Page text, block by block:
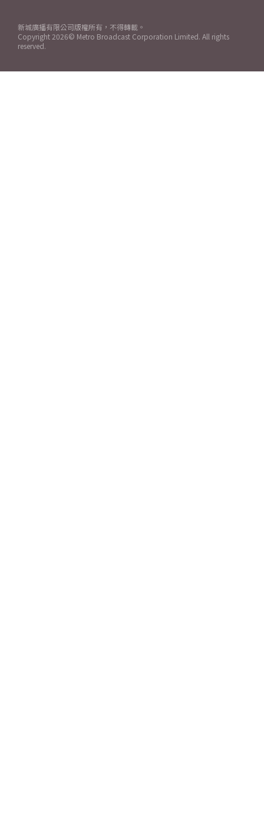
新城廣播有限公司版權所有，不得轉載。
Copyright 2026© Metro Broadcast Corporation Limited. All rights
reserved.